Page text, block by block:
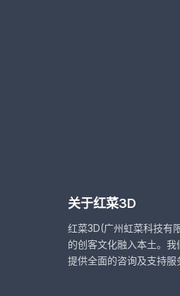
关于红菜3D
红菜3D(广州虹菜科技有
的创客文化融入本土。
提供全面的咨询及支持服